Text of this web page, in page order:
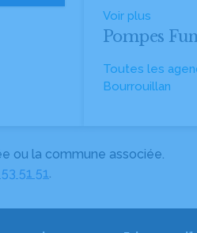
Voir plus
Pompes
Toutes les
Bourrouillan
ou la commune associée.
51 51.